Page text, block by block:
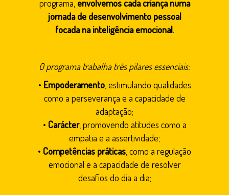
programa, envolvemos cada criança numa
jornada de desenvolvimento pessoal
focada na inteligência emocional.
O programa trabalha três pilares essenciais:
• Empoderamento, estimulando qualidades
como a perseverança e a capacidade de
adaptação;
• Carácter, promovendo atitudes como a
empatia e a assertividade;
• Competências práticas , como a regulação
emocional e a capacidade de resolver
desafios do dia a dia;